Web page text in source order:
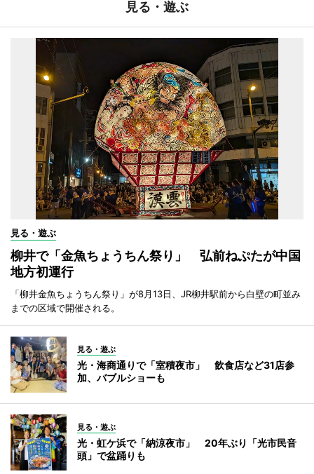
見る・遊ぶ
見る・遊ぶ
柳井で「金魚ちょうちん祭り」 弘前ねぷたが中国
地方初運行
「柳井金魚ちょうちん祭り」が8月13日、JR柳井駅前から白壁の町並み
までの区域で開催される。
見る・遊ぶ
光・海商通りで「室積夜市」 飲食店など31店参
加、バブルショーも
見る・遊ぶ
光・虹ケ浜で「納涼夜市」 20年ぶり「光市民音
頭」で盆踊りも